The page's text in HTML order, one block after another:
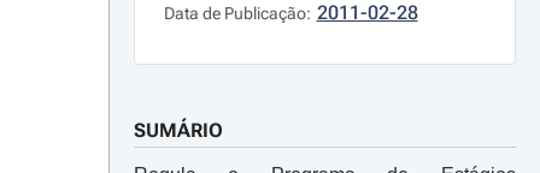
Data de Publicação: 2011-02-28
SUMÁRIO